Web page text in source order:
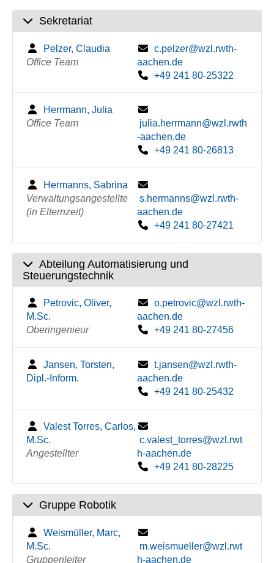
Sekretariat
Pelzer, Claudia
Office Team
c.pelzer@wzl.rwth-
aachen.de
+49 241 80-25322
Herrmann, Julia
Office Team
julia.herrmann@wzl.rwth
-aachen.de
+49 241 80-26813
Hermanns, Sabrina
Verwaltungsangestellte
(in Elternzeit)
s.hermanns@wzl.rwth-
aachen.de
+49 241 80-27421
Abteilung Automatisierung und
Steuerungstechnik
Petrovic, Oliver,
M.Sc.
Oberingenieur
o.petrovic@wzl.rwth-
aachen.de
+49 241 80-27456
Jansen, Torsten,
Dipl.-Inform.
t.jansen@wzl.rwth-
aachen.de
+49 241 80-25432
Valest Torres, Carlos,
M.Sc.
Angestellter
c.valest_torres@wzl.rwt
h-aachen.de
+49 241 80-28225
Gruppe Robotik
Weismüller, Marc,
M.Sc.
Gruppenleiter
m.weismueller@wzl.rwt
h-aachen.de